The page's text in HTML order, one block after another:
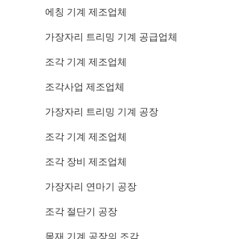
에칭 기계 제조업체
가장자리 트리밍 기계 공급업체
조각 기계 제조업체
조각사업 제조업체
가장자리 트리밍 기계 공장
조각 기계 제조업체
조각 장비 제조업체
가장자리 연마기 공장
조각 절단기 공장
목재 기계 공장의 조각